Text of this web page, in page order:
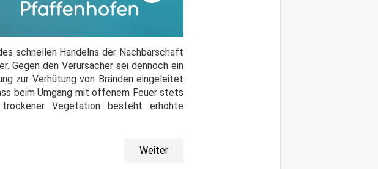
schnellen Handelns der Nachbarschaft
Gegen den Verursacher sei dennoch ein
zur Verhütung von Bränden eingeleitet
beim Umgang mit offenem Feuer stets
Vegetation besteht erhöhte
Weiter